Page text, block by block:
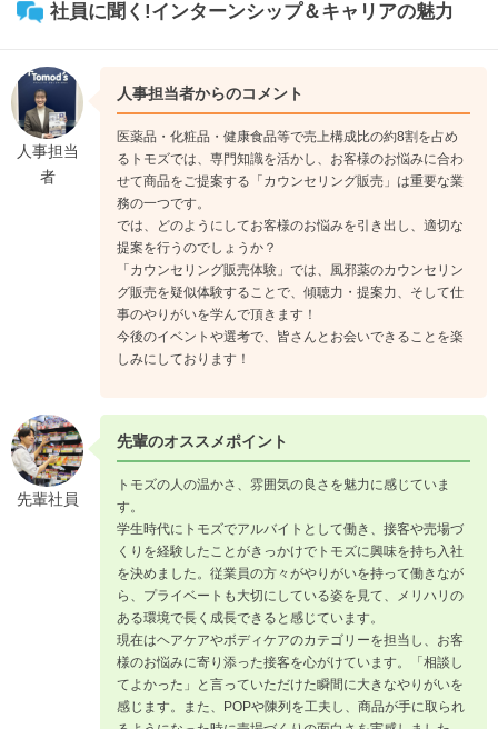
社員に聞く!インターンシップ＆キャリアの魅力
人事担当
者
人事担当者からのコメント
医薬品・化粧品・健康食品等で売上構成比の約8割を占め
るトモズでは、専門知識を活かし、お客様のお悩みに合わ
せて商品をご提案する「カウンセリング販売」は重要な業
務の一つです。
では、どのようにしてお客様のお悩みを引き出し、適切な
提案を行うのでしょうか？
「カウンセリング販売体験」では、風邪薬のカウンセリン
グ販売を疑似体験することで、傾聴力・提案力、そして仕
事のやりがいを学んで頂きます！
今後のイベントや選考で、皆さんとお会いできることを楽
しみにしております！
先輩社員
先輩のオススメポイント
トモズの人の温かさ、雰囲気の良さを魅力に感じていま
す。
学生時代にトモズでアルバイトとして働き、接客や売場づ
くりを経験したことがきっかけでトモズに興味を持ち入社
を決めました。従業員の方々がやりがいを持って働きなが
ら、プライベートも大切にしている姿を見て、メリハリの
ある環境で長く成長できると感じています。
現在はヘアケアやボディケアのカテゴリーを担当し、お客
様のお悩みに寄り添った接客を心がけています。「相談し
てよかった」と言っていただけた瞬間に大きなやりがいを
感じます。また、POPや陳列を工夫し、商品が手に取られ